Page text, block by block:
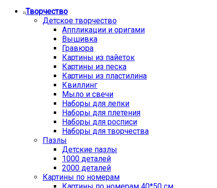
Творчество
Детское творчество
Аппликации и оригами
Вышивка
Гравюра
Картины из пайеток
Картины из песка
Картины из пластилина
Квиллинг
Мыло и свечи
Наборы для лепки
Наборы для плетения
Наборы для росписи
Наборы для творчества
Пазлы
Детские пазлы
1000 деталей
2000 деталей
Картины по номерам